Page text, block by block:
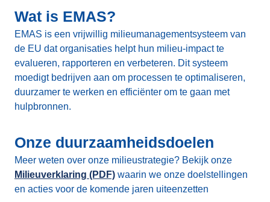
Wat is EMAS?
EMAS is een vrijwillig milieumanagementsysteem van
de EU dat organisaties helpt hun milieu-impact te
evalueren, rapporteren en verbeteren. Dit systeem
moedigt bedrijven aan om processen te optimaliseren,
duurzamer te werken en efficiënter om te gaan met
hulpbronnen.
Onze duurzaamheidsdoelen
Meer weten over onze milieustrategie? Bekijk onze
Milieuverklaring (PDF) waarin we onze doelstellingen
en acties voor de komende jaren uiteenzetten